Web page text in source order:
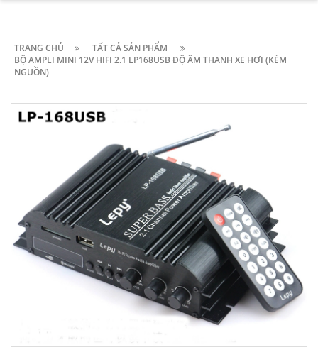
TRANG CHỦ
TẤT CẢ SẢN PHẨM
BỘ AMPLI MINI 12V HIFI 2.1 LP168USB ĐỘ ÂM THANH XE HƠI (KÈM
NGUỒN)